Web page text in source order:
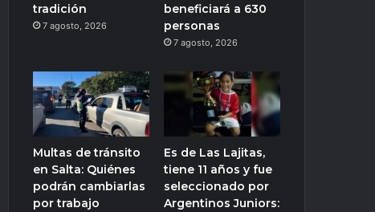
tradición
7 agosto, 2026
beneficiará a 630
personas
7 agosto, 2026
Multas de tránsito
en Salta: Quiénes
podrán cambiarlas
por trabajo
Es de Las Lajitas,
tiene 11 años y fue
seleccionado por
Argentinos Juniors: